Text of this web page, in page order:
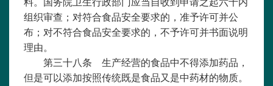
组织审查；对符合食品安全要求的，准予许可并公
布；对不符合食品安全要求的，不予许可并书面说明
理由。
第三十八条 生产经营的食品中不得添加药品，
但是可以添加按照传统既是食品又是中药材的物质。